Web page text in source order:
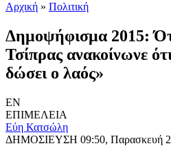
Αρχική » Πολιτική
Δημοψήφισμα 2015:
Τσίπρας ανακοίνωνε
δώσει ο λαός»
EN
ΕΠΙΜΕΛΕΙΑ
Εύη Κατσώλη
ΔΗΜΟΣΙΕΥΣΗ 09:50, Παρασκευή